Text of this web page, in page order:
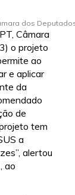
dos
Câmara
o projeto
ao
e aplicar
da
de
tem
a
alertou
ao